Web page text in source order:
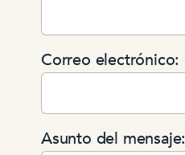
Correo electrónico:
Asunto del mensaje: